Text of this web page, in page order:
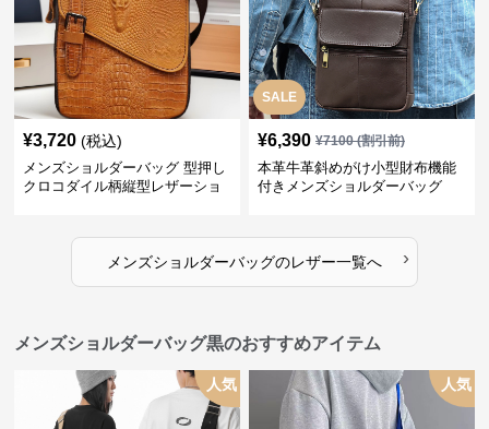
¥3,720 (税込)
メンズショルダーバッグ 型押し
クロコダイル柄縦型レザーショ
SALE
¥6,390 ¥7100(割引前)
本革牛革斜めがけ小型財布機能
付きメンズショルダーバッグ
メンズショルダーバッグのレザー一覧へ ›
メンズショルダーバッグ黒のおすすめアイテム
人気 人気